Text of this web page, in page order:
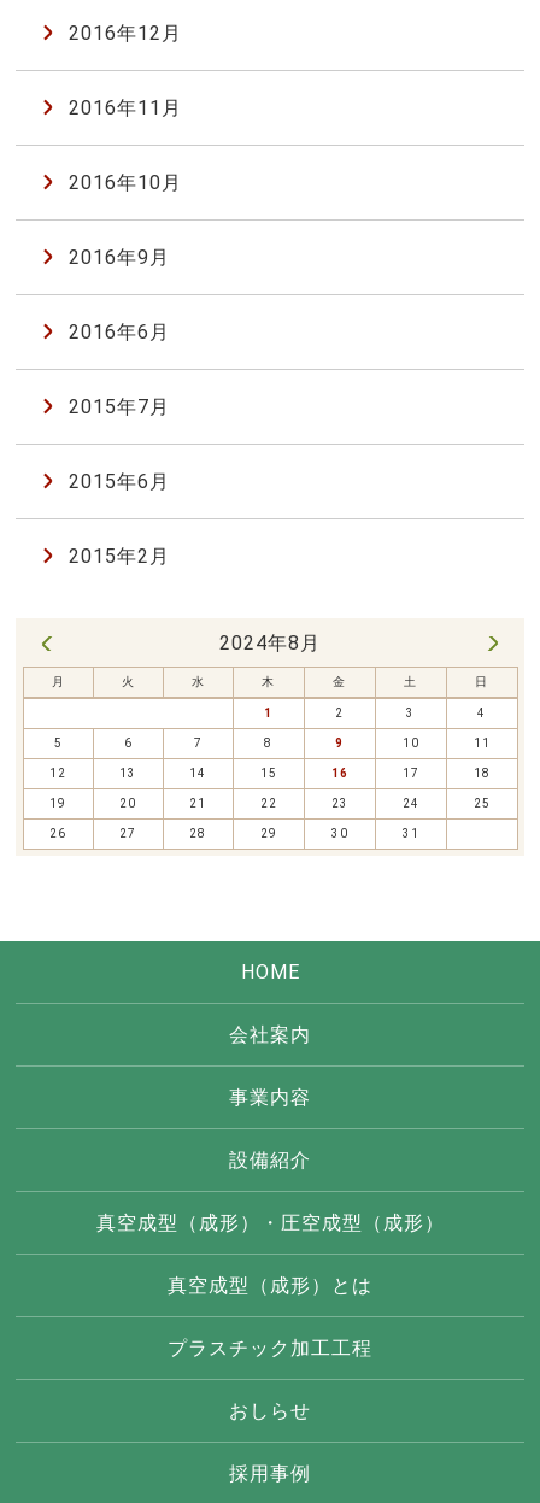
2016年12月
2016年11月
2016年10月
2016年9月
2016年6月
2015年7月
2015年6月
2015年2月
2024年8月
月 火 水 木 金 土 日
1 2 3 4
5 6 7 8 9 10 11
12 13 14 15 16 17 18
19 20 21 22 23 24 25
26 27 28 29 30 31
HOME
会社案内
事業内容
設備紹介
真空成型（成形）・圧空成型（成形）
真空成型（成形）とは
プラスチック加工工程
おしらせ
採用事例